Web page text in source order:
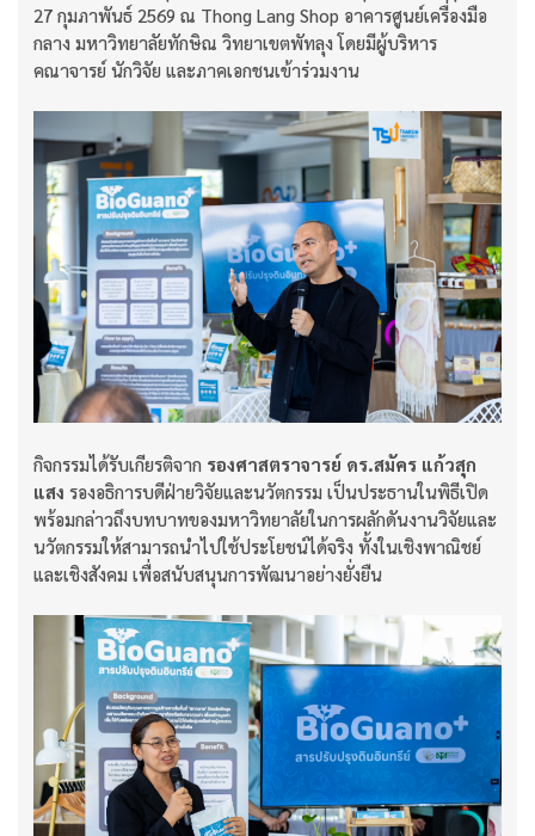
27 กุมภาพันธ์ 2569 ณ Thong Lang Shop อาคารศูนย์เครื่องมือ
กลาง มหาวิทยาลัยทักษิณ วิทยาเขตพัทลุง โดยมีผู้บริหาร
คณาจารย์ นักวิจัย และภาคเอกชนเข้าร่วมงาน
กิจกรรมได้รับเกียรติจาก รองศาสตราจารย์ ดร.สมัคร แก้วสุก
แสง รองอธิการบดีฝ่ายวิจัยและนวัตกรรม เป็นประธานในพิธีเปิด
พร้อมกล่าวถึงบทบาทของมหาวิทยาลัยในการผลักดันงานวิจัยและ
นวัตกรรมให้สามารถนำไปใช้ประโยชน์ได้จริง ทั้งในเชิงพาณิชย์
และเชิงสังคม เพื่อสนับสนุนการพัฒนาอย่างยั่งยืน